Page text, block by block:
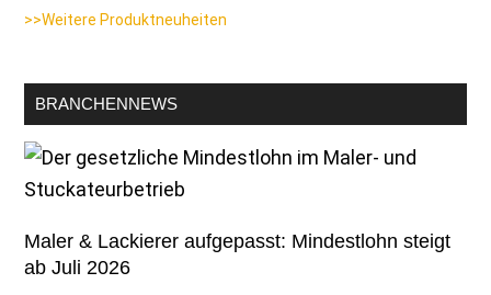
>>Weitere Produktneuheiten
BRANCHENNEWS
Maler & Lackierer aufgepasst: Mindestlohn steigt
ab Juli 2026